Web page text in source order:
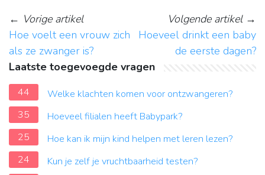
← Vorige artikel
Hoe voelt een vrouw zich
als ze zwanger is?
Volgende artikel→
Hoeveel drinkt een baby
de eerste dagen?
Laatste toegevoegde vragen
44
Welke klachten komen voor ontzwangeren?
35
Hoeveel filialen heeft Babypark?
25
Hoe kan ik mijn kind helpen met leren lezen?
24
Kun je zelf je vruchtbaarheid testen?